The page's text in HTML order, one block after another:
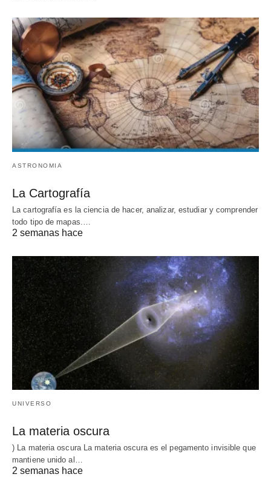
ASTRONOMIA
La Cartografía
La cartografía es la ciencia de hacer, analizar, estudiar y comprender
todo tipo de mapas.…
2 semanas hace
UNIVERSO
La materia oscura
) La materia oscura La materia oscura es el pegamento invisible que
mantiene unido al…
2 semanas hace